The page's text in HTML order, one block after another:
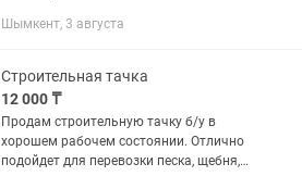
Источник питания- 220В, давление 110
20...
Шымкент, 3 августа
Строительная тачка
12 000 ₸
Продам строительную тачку б/у в
хорошем рабочем состоянии. Отлично
подойдет для перевозки песка, щебня,